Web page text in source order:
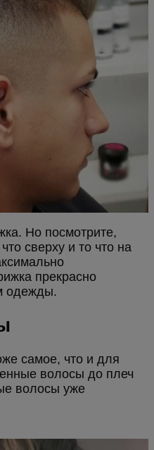
Но посмотрите,
сверху и то что на
прекрасно
одежды.
самое, что и для
волосы до плеч
волосы уже